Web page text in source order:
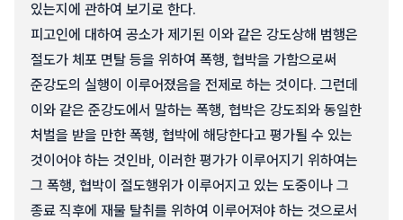
있는지에 관하여 보기로 한다.
피고인에 대하여 공소가 제기된 이와 같은 강도상해 범행은
절도가 체포 면탈 등을 위하여 폭행, 협박을 가함으로써
준강도의 실행이 이루어졌음을 전제로 하는 것이다. 그런데
이와 같은 준강도에서 말하는 폭행, 협박은 강도죄와 동일한
처벌을 받을 만한 폭행, 협박에 해당한다고 평가될 수 있는
것이어야 하는 것인바, 이러한 평가가 이루어지기 위하여는
그 폭행, 협박이 절도행위가 이루어지고 있는 도중이나 그
종료 직후에 재물 탈취를 위하여 이루어져야 하는 것으로서